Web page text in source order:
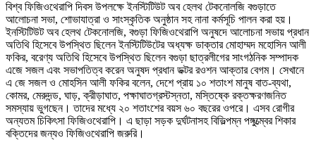
বিশ্ব ফিজিওথেরাপি দিবস উপলক্ষে ইনস্টিটিউট অব হেলথ টেকনোলজি বগুড়াতে
আলোচনা সভা, শোভাযাত্রা ও সাংস্কৃতিক অনুষ্ঠান সহ নানা কর্মসূচি পালন করা হয়।
ইনস্টিটিউট অব হেলথ টেকনোলজি, বগুড়া ফিজিওথেরাপি অনুষদে আলোচনা সভায় প্রধান
অতিথি হিসেবে উপস্থিত ছিলেন ইনস্টিটিউটের অধ্যক্ষ ডাক্তার মোহাম্মদ মহোসিন আলী
ফকির, বরেণ্য অতিথি হিসেবে উপস্থিত ছিলেন বগুড়া ছাত্রলীগের সাংগঠনিক সম্পাদক
এজে সজল এবং সভাপতিত্ব করেন অনুষদ প্রধান ডক্টর রওশন আক্তার বেগম। সেখানে
এ জে সজল ও মোহসিন আলী ফকির বলেন, দেশে প্রায় ১০ শতাংশ মানুষ বাত-ব্যথা,
কোমর, মেরুদন্ড, ঘাড়, ক্রীড়াঘাত, পক্ষাঘাতগ্রস্টস্নতা, মস্তিষ্কে রক্তক্ষরণজনিত
সমস্যায় ভুগছেন। তাদের মধ্যে ২০ শতাংশের বয়স ৬০ বছরের ওপরে। এসব রোগীর
অন্যতম চিকিৎসা ফিজিওথেরাপি। এ ছাড়া সড়ক দুর্ঘটনাসহ বিভিল্পম্ন পঙ্গুত্ম্বের শিকার
বক্তিদের জন্যও ফিজিওথেরাপি জরুরি।